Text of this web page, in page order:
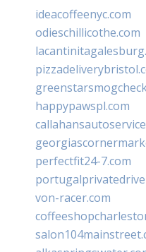
ideacoffeenyc.com
odieschillicothe.com
happypawspl.com
perfectfit24-7.com
von-racer.com